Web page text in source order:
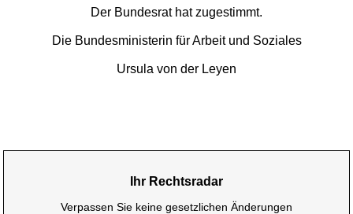
Der Bundesrat hat zugestimmt.
Die Bundesministerin für Arbeit und Soziales
Ursula von der Leyen
Ihr Rechtsradar
Verpassen Sie keine gesetzlichen Änderungen